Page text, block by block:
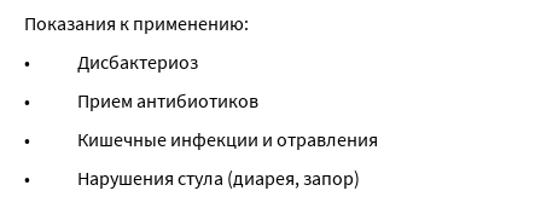
Показания к применению:
•             Дисбактериоз
•             Прием антибиотиков
•             Кишечные инфекции и отравления
•             Нарушения стула (диарея, запор)